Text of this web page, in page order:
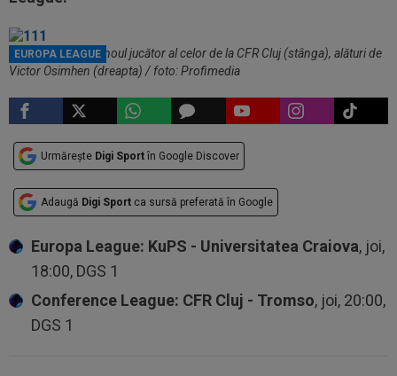
EUROPA LEAGUE
Kenneth Omeruo, noul jucător al celor de la CFR Cluj (stânga), alături de
Victor Osimhen (dreapta) / foto: Profimedia
Urmărește Digi Sport în Google Discover
Adaugă Digi Sport ca sursă preferată în Google
Europa League: KuPS - Universitatea Craiova, joi,
18:00, DGS 1
Conference League: CFR Cluj - Tromso, joi, 20:00,
DGS 1